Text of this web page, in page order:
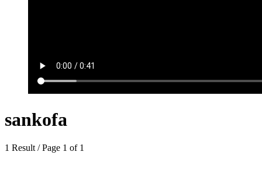
sankofa
1 Result / Page 1 of 1